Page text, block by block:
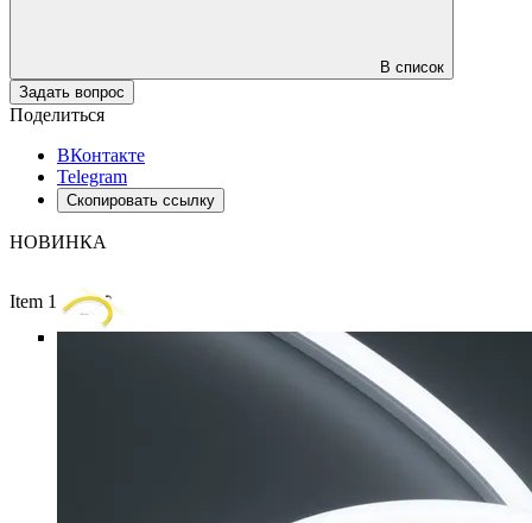
В список
Задать вопрос
Поделиться
ВКонтакте
Telegram
Скопировать ссылку
НОВИНКА
Item 1 of 6